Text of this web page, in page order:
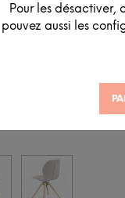
Pour les désactiver,
pouvez aussi les